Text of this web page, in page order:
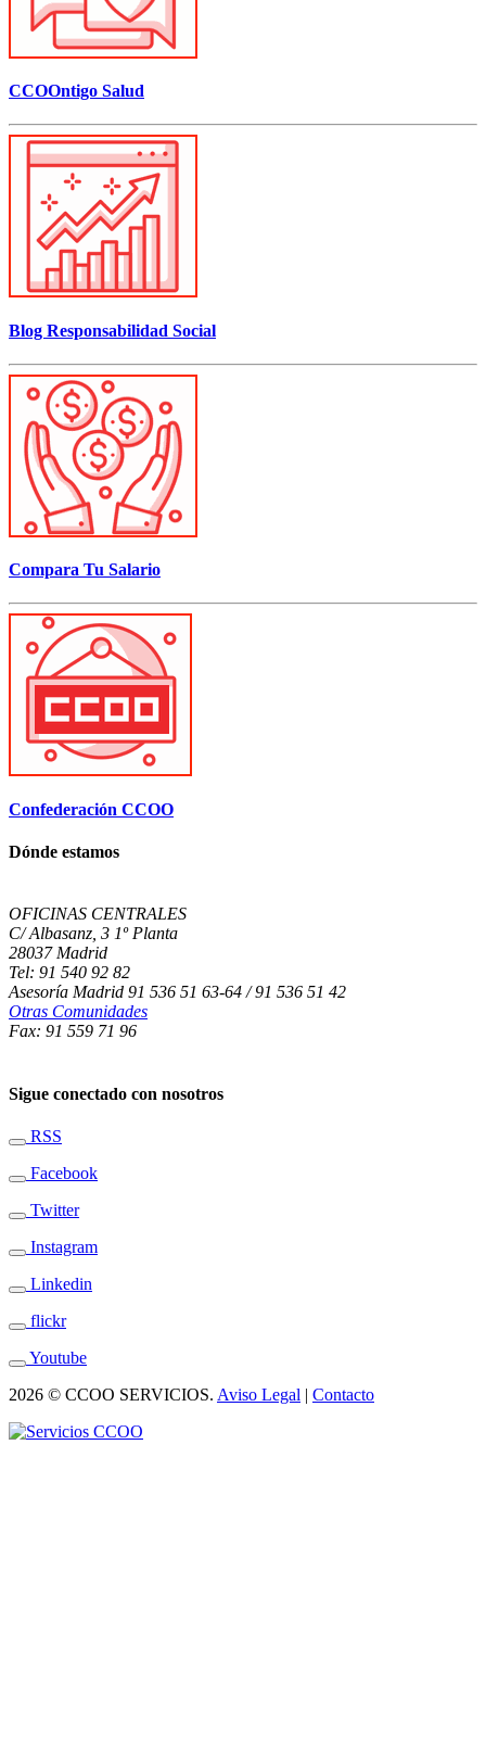
CCOOntigo Salud
Blog Responsabilidad Social
Compara Tu Salario
Confederación CCOO
Dónde estamos
OFICINAS CENTRALES
C/ Albasanz, 3 1º Planta
28037 Madrid
Tel: 91 540 92 82
Asesoría Madrid 91 536 51 63-64 / 91 536 51 42
Otras Comunidades
Fax: 91 559 71 96
Sigue conectado con nosotros
RSS
Facebook
Twitter
Instagram
Linkedin
flickr
Youtube
2026 © CCOO SERVICIOS. Aviso Legal | Contacto